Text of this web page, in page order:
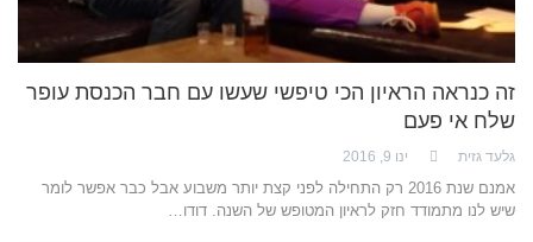
זה כנראה הראיון הכי טיפשי שעשו עם חבר הכנסת עופר
שלח אי פעם
גלעד גזית ינו 9, 2016
אמנם שנת 2016 רק התחילה לפני קצת יותר משבוע אבל כבר אפשר לומר
שיש לנו מתמודד חזק לראיון המטופש של השנה. דודו…